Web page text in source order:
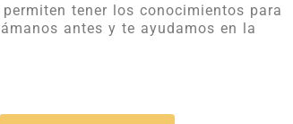
tener los conocimientos para
antes y te ayudamos en la